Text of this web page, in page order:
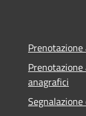
anagrafici